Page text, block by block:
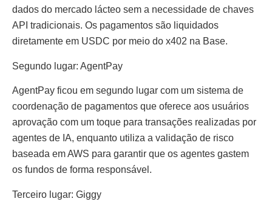
dados do mercado lácteo sem a necessidade de chaves
API tradicionais. Os pagamentos são liquidados
diretamente em USDC por meio do x402 na Base.
Segundo lugar: AgentPay
AgentPay ficou em segundo lugar com um sistema de
coordenação de pagamentos que oferece aos usuários
aprovação com um toque para transações realizadas por
agentes de IA, enquanto utiliza a validação de risco
baseada em AWS para garantir que os agentes gastem
os fundos de forma responsável.
Terceiro lugar: Giggy